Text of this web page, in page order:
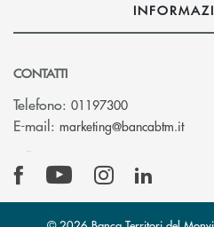
CONTATTI
Telefono: 01197300
E-mail: marketing@bancabtm.it(si